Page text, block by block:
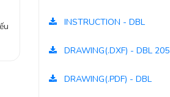
INSTRUCTION - DBL
DRAWING(.DXF) - DBL 205
DRAWING(.PDF) - DBL